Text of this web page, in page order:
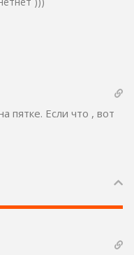
пятке. Если что , вот